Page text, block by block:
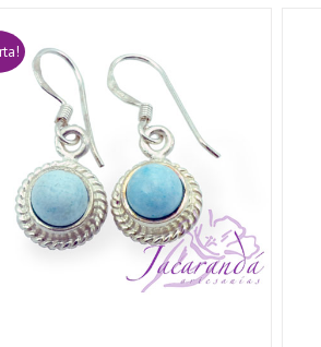
AÑADIR AL CARRITO / QUICK VIEW